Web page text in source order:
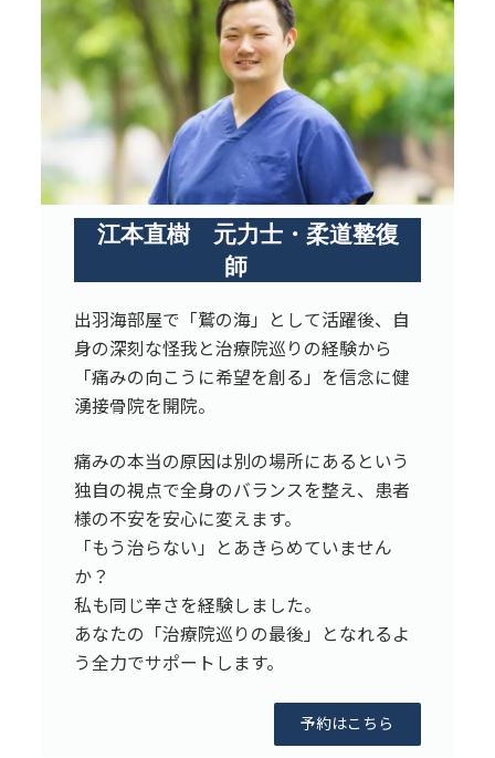
江本直樹 元力士・柔道整復
師
出羽海部屋で「鷲の海」として活躍後、自
身の深刻な怪我と治療院巡りの経験から
「痛みの向こうに希望を創る」を信念に健
湧接骨院を開院。
痛みの本当の原因は別の場所にあるという
独自の視点で全身のバランスを整え、患者
様の不安を安心に変えます。
「もう治らない」とあきらめていません
か？
私も同じ辛さを経験しました。
あなたの「治療院巡りの最後」となれるよ
う全力でサポートします。
予約はこちら